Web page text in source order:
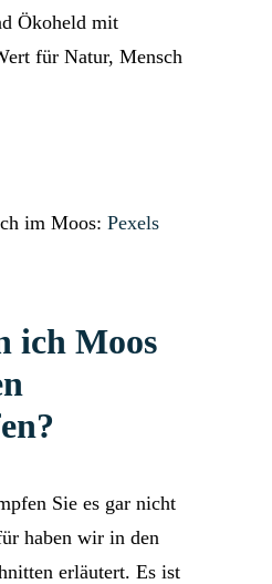
Ökoheld mit
für Natur, Mensch
im Moos: Pexels
ich Moos
Sie es gar nicht
haben wir in den
erläutert. Es ist